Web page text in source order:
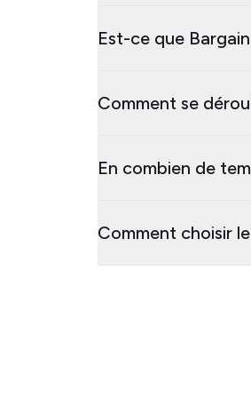
Est-ce que
Comment se
En combien de
Comment choisir